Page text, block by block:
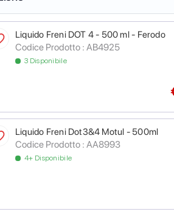
Liquido Freni DOT 4 - 500 ml - Ferodo
Codice Prodotto : AB4925
3 Disponibile
Liquido Freni Dot3&4 Motul - 500ml
Codice Prodotto : AA8993
4+ Disponibile